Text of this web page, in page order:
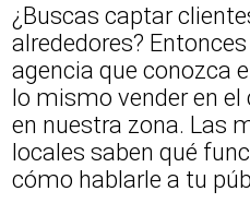
¿Buscas captar
alrededores?
agencia que conozca
lo mismo vender en el
en nuestra zona. Las
locales saben qué
cómo hablarle a tu